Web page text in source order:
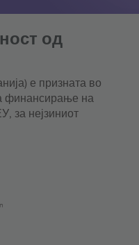
од
е призната во
финансирање на
за нејзиниот